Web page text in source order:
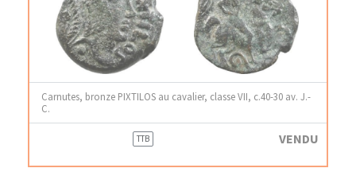
Carnutes, bronze PIXTILOS au cavalier, classe VII, c.40-30 av. J.-
C.
TTB VENDU